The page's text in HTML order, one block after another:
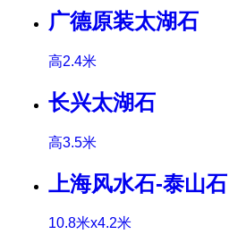
广德原装太湖石
高2.4米
长兴太湖石
高3.5米
上海风水石-泰山石
10.8米x4.2米